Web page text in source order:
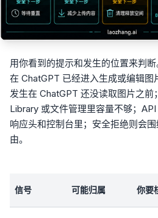
用你看到的提示和发生的位置来判
在 ChatGPT 已经进入生成或编辑图
发生在 ChatGPT 还没读取图片之前
Library 或文件管理里容量不够；API
响应头和控制台里；安全拒绝则会
由。
信号 可能归属 你要